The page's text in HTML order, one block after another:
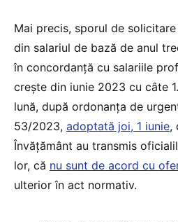
Mai precis, sporul de
din salariul de bază de anul
în concordanță cu salariile
crește din iunie 2023 cu câte
lună, după ordonanța de
53/2023, adoptată joi, 1 iunie,
Învățământ au transmis
lor, că nu sunt de acord cu
ulterior în act normativ.